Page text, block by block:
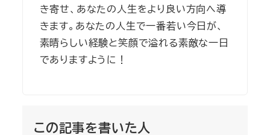
き寄せ、あなたの人生をより良い方向へ導
きます。あなたの人生で一番若い今日が、
素晴らしい経験と笑顔で溢れる素敵な一日
でありますように！
この記事を書いた人